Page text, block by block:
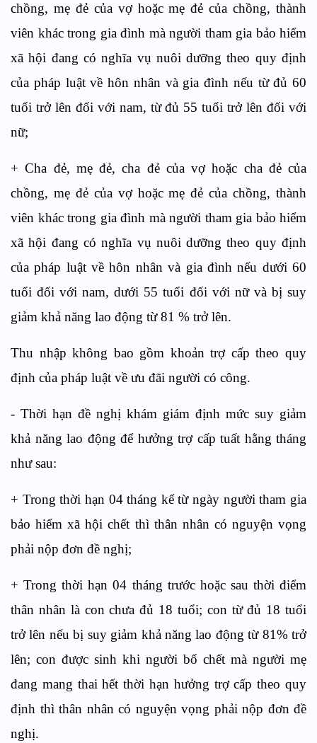
chồng, mẹ đẻ của vợ hoặc mẹ đẻ của chồng, thành
viên khác trong gia đình mà người tham gia bảo hiểm
xã hội đang có nghĩa vụ nuôi dưỡng theo quy định
của pháp luật về hôn nhân và gia đình nếu từ đủ 60
tuổi trở lên đối với nam, từ đủ 55 tuổi trở lên đối với
nữ;
+ Cha đẻ, mẹ đẻ, cha đẻ của vợ hoặc cha đẻ của
chồng, mẹ đẻ của vợ hoặc mẹ đẻ của chồng, thành
viên khác trong gia đình mà người tham gia bảo hiểm
xã hội đang có nghĩa vụ nuôi dưỡng theo quy định
của pháp luật về hôn nhân và gia đình nếu dưới 60
tuổi đối với nam, dưới 55 tuổi đối với nữ và bị suy
giảm khả năng lao động từ 81 % trở lên.
Thu nhập không bao gồm khoản trợ cấp theo quy
định của pháp luật về ưu đãi người có công.
- Thời hạn đề nghị khám giám định mức suy giảm
khả năng lao động để hưởng trợ cấp tuất hằng tháng
như sau:
+ Trong thời hạn 04 tháng kể từ ngày người tham gia
bảo hiểm xã hội chết thì thân nhân có nguyện vọng
phải nộp đơn đề nghị;
+ Trong thời hạn 04 tháng trước hoặc sau thời điểm
thân nhân là con chưa đủ 18 tuổi; con từ đủ 18 tuổi
trở lên nếu bị suy giảm khả năng lao động từ 81% trở
lên; con được sinh khi người bố chết mà người mẹ
đang mang thai hết thời hạn hưởng trợ cấp theo quy
định thì thân nhân có nguyện vọng phải nộp đơn đề
nghị.